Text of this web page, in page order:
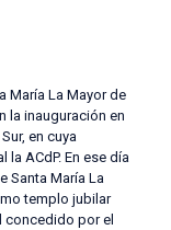
María La Mayor de
la inauguración en
en cuya
ACdP. En ese día
Santa María La
templo jubilar
concedido por el